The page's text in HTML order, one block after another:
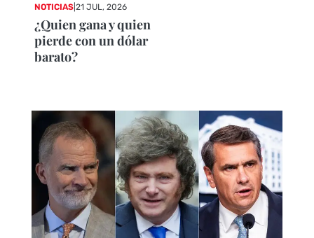
NOTICIAS |21 JUL, 2026
¿Quien gana y quien
pierde con un dólar
barato?